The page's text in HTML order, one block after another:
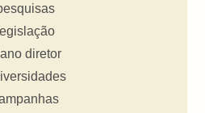
legislação
diretor